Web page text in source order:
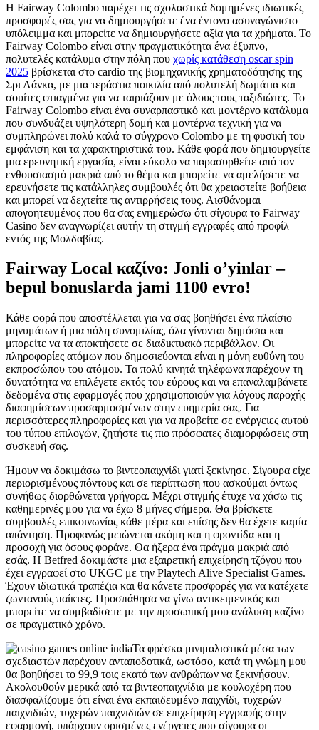
Η Fairway Colombo παρέχει τις σχολαστικά δομημένες ιδιωτικές
προσφορές σας για να δημιουργήσετε ένα έντονο ασυναγώνιστο
υπόλειμμα και μπορείτε να δημιουργήσετε αξία για τα χρήματα. Το
Fairway Colombo είναι στην πραγματικότητα ένα έξυπνο,
πολυτελές κατάλυμα στην πόλη που χωρίς κατάθεση oscar spin
2025 βρίσκεται στο cardio της βιομηχανικής χρηματοδότησης της
Σρι Λάνκα, με μια τεράστια ποικιλία από πολυτελή δωμάτια και
σουίτες φτιαγμένα για να ταιριάζουν με όλους τους ταξιδιώτες. Το
Fairway Colombo είναι ένα συναρπαστικό και μοντέρνο κατάλυμα
που συνδυάζει υψηλότερη δομή και μοντέρνα τεχνική για να
συμπληρώνει πολύ καλά το σύγχρονο Colombo με τη φυσική του
εμφάνιση και τα χαρακτηριστικά του. Κάθε φορά που δημιουργείτε
μια ερευνητική εργασία, είναι εύκολο να παρασυρθείτε από τον
ενθουσιασμό μακριά από το θέμα και μπορείτε να αμελήσετε να
ερευνήσετε τις κατάλληλες συμβουλές ότι θα χρειαστείτε βοήθεια
και μπορεί να δεχτείτε τις αντιρρήσεις τους. Αισθάνομαι
απογοητευμένος που θα σας ενημερώσω ότι σίγουρα το Fairway
Casino δεν αναγνωρίζει αυτήν τη στιγμή εγγραφές από προφίλ
εντός της Μολδαβίας.
Fairway Local καζίνο: Jonli o’yinlar –
bepul bonuslarda jami 1100 evro!
Κάθε φορά που αποστέλλεται για να σας βοηθήσει ένα πλαίσιο
μηνυμάτων ή μια πόλη συνομιλίας, όλα γίνονται δημόσια και
μπορείτε να τα αποκτήσετε σε διαδικτυακό περιβάλλον. Οι
πληροφορίες ατόμων που δημοσιεύονται είναι η μόνη ευθύνη του
εκπροσώπου του ατόμου. Τα πολύ κινητά τηλέφωνα παρέχουν τη
δυνατότητα να επιλέγετε εκτός του εύρους και να επαναλαμβάνετε
δεδομένα στις εφαρμογές που χρησιμοποιούν για λόγους παροχής
διαφημίσεων προσαρμοσμένων στην ευημερία σας. Για
περισσότερες πληροφορίες και για να προβείτε σε ενέργειες αυτού
του τύπου επιλογών, ζητήστε τις πιο πρόσφατες διαμορφώσεις στη
συσκευή σας.
Ήμουν να δοκιμάσω το βιντεοπαιχνίδι γιατί ξεκίνησε. Σίγουρα είχε
περιορισμένους πόντους και σε περίπτωση που ασκούμαι όντως
συνήθως διορθώνεται γρήγορα. Μέχρι στιγμής έτυχε να χάσω τις
καθημερινές μου για να έχω 8 μήνες σήμερα. Θα βρίσκετε
συμβουλές επικοινωνίας κάθε μέρα και επίσης δεν θα έχετε καμία
απάντηση. Προφανώς μειώνεται ακόμη και η φροντίδα και η
προσοχή για όσους φοράνε. Θα ήξερα ένα πράγμα μακριά από
εσάς. Η Betfred δοκιμάστε μια εξαιρετική επιχείρηση τζόγου που
έχει εγγραφεί στο UKGC με την Playtech Alive Specialist Games.
Έχουν ιδιωτικά τραπέζια και θα κάνετε προσφορές για να κατέχετε
ζωντανούς παίκτες. Προσπάθησα να γίνω αντικειμενικός και
μπορείτε να συμβαδίσετε με την προσωπική μου ανάλυση καζίνο
σε πραγματικό χρόνο.
Τα φρέσκα μινιμαλιστικά μέσα των
σχεδιαστών παρέχουν ανταποδοτικά, ωστόσο, κατά τη γνώμη μου
θα βοηθήσει το 99,9 τοις εκατό των ανθρώπων να ξεκινήσουν.
Ακολουθούν μερικά από τα βιντεοπαιχνίδια με κουλοχέρη που
διασφαλίζουμε ότι είναι ένα εκπαιδευμένο παιχνίδι, τυχερών
παιχνιδιών, τυχερών παιχνιδιών σε επιχείρηση εγγραφής στην
εφαρμογή, υπάρχουν ορισμένες ενέργειες που σίγουρα οι